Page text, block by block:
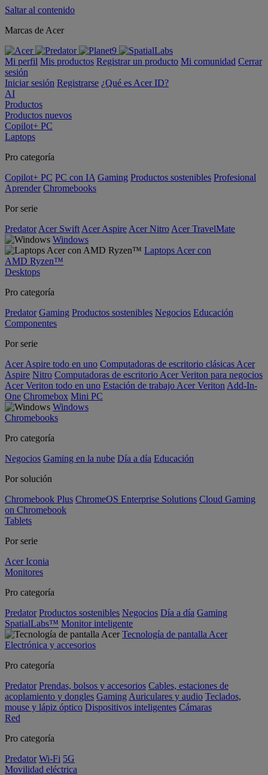
Saltar al contenido
Marcas de Acer
Mi perfil Mis productos Registrar un producto Mi comunidad Cerrar
sesión
Iniciar sesión Registrarse ¿Qué es Acer ID?
AI
Productos
Productos nuevos
Copilot+ PC
Laptops
Pro categoría
Copilot+ PC PC con IA Gaming Productos sostenibles Profesional
Aprender Chromebooks
Por serie
Predator Acer Swift Acer Aspire Acer Nitro Acer TravelMate
Windows
Laptops Acer con
AMD Ryzen™
Desktops
Pro categoría
Predator Gaming Productos sostenibles Negocios Educación
Componentes
Por serie
Acer Aspire todo en uno Computadoras de escritorio clásicas Acer
Aspire Nitro Computadoras de escritorio Acer Veriton para negocios
Acer Veriton todo en uno Estación de trabajo Acer Veriton Add-In-
One Chromebox Mini PC
Windows
Chromebooks
Pro categoría
Negocios Gaming en la nube Día a día Educación
Por solución
Chromebook Plus ChromeOS Enterprise Solutions Cloud Gaming
on Chromebook
Tablets
Por serie
Acer Iconia
Monitores
Pro categoría
Predator Productos sostenibles Negocios Día a día Gaming
SpatialLabs™ Monitor inteligente
Tecnología de pantalla Acer
Electrónica y accesorios
Pro categoría
Predator Prendas, bolsos y accesorios Cables, estaciones de
acoplamiento y dongles Gaming Auriculares y audio Teclados,
mouse y lápiz óptico Dispositivos inteligentes Cámaras
Red
Pro categoría
Predator Wi-Fi 5G
Movilidad eléctrica